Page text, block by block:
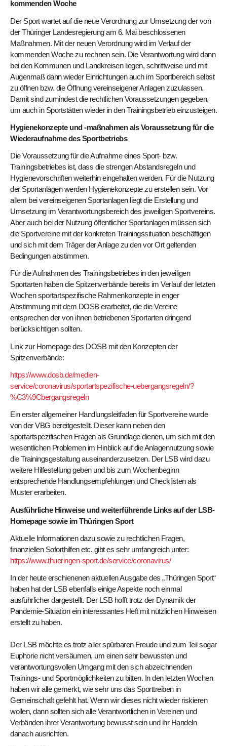
kommenden Woche
Der Sport wartet auf die neue Verordnung zur Umsetzung der von
der Thüringer Landesregierung am 6. Mai beschlossenen
Maßnahmen. Mit der neuen Verordnung wird im Verlauf der
kommenden Woche zu rechnen sein. Die Verantwortung wird dann
bei den Kommunen und Landkreisen liegen, schrittweise und mit
Augenmaß dann wieder Einrichtungen auch im Sportbereich selbst
zu öffnen bzw. die Öffnung vereinseigener Anlagen zuzulassen.
Damit sind zumindest die rechtlichen Voraussetzungen gegeben,
um auch in Sportstätten wieder in den Trainingsbetrieb einzusteigen.
Hygienekonzepte und -maßnahmen als Voraussetzung für die
Wiederaufnahme des Sportbetriebs
Die Voraussetzung für die Aufnahme eines Sport- bzw.
Trainingsbetriebes ist, dass die strengen Abstandsregeln und
Hygienevorschriften weiterhin eingehalten werden. Für die Nutzung
der Sportanlagen werden Hygienekonzepte zu erstellen sein. Vor
allem bei vereinseigenen Sportanlagen liegt die Erstellung und
Umsetzung im Verantwortungsbereich des jeweiligen Sportvereins.
Aber auch bei der Nutzung öffentlicher Sportanlagen müssen sich
die Sportvereine mit der konkreten Trainingssituation beschäftigen
und sich mit dem Träger der Anlage zu den vor Ort geltenden
Bedingungen abstimmen.
Für die Aufnahmen des Trainingsbetriebes in den jeweiligen
Sportarten haben die Spitzenverbände bereits im Verlauf der letzten
Wochen sportartspezifische Rahmenkonzepte in enger
Abstimmung mit dem DOSB erarbeitet, die die Vereine
entsprechen der von ihnen betriebenen Sportarten dringend
berücksichtigen sollten.
Link zur Homepage des DOSB mit den Konzepten der
Spitzenverbände:
https://www.dosb.de/medien-
service/coronavirus/sportartspezifische-uebergangsregeln/?
%C3%9Cbergangsregeln
Ein erster allgemeiner Handlungsleitfaden für Sportvereine wurde
von der VBG bereitgestellt. Dieser kann neben den
sportartspezifischen Fragen als Grundlage dienen, um sich mit den
wesentlichen Problemen im Hinblick auf die Anlagennutzung sowie
die Trainingsgestaltung auseinanderzusetzen. Der LSB wird dazu
weitere Hilfestellung geben und bis zum Wochenbeginn
entsprechende Handlungsempfehlungen und Checklisten als
Muster erarbeiten.
Ausführliche Hinweise und weiterführende Links auf der LSB-
Homepage sowie im Thüringen Sport
Aktuelle Informationen dazu sowie zu rechtlichen Fragen,
finanziellen Soforthilfen etc. gibt es sehr umfangreich unter:
https://www.thueringen-sport.de/service/coronavirus/
In der heute erschienenen aktuellen Ausgabe des „Thüringen Sport“
haben hat der LSB ebenfalls einige Aspekte noch einmal
ausführlicher dargestellt. Der LSB hofft trotz der Dynamik der
Pandemie-Situation ein interessantes Heft mit nützlichen Hinweisen
erstellt zu haben.
Der LSB möchte es trotz aller spürbaren Freude und zum Teil sogar
Euphorie nicht versäumen, um einen sehr bewussten und
verantwortungsvollen Umgang mit den sich abzeichnenden
Trainings- und Sportmöglichkeiten zu bitten. In den letzten Wochen
haben wir alle gemerkt, wie sehr uns das Sporttreiben in
Gemeinschaft gefehlt hat. Wenn wir dieses nicht wieder riskieren
wollen, dann sollten sich alle Verantwortlichen in Vereinen und
Verbänden ihrer Verantwortung bewusst sein und ihr Handeln
danach ausrichten.